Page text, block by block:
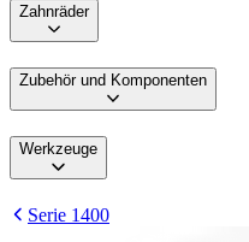
Zahnräder
Zubehör und Komponenten
Werkzeuge
Serie 1400